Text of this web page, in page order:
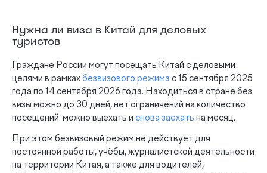
Нужна ли виза в Китай для деловых
туристов
Граждане России могут посещать Китай с деловыми
целями в рамках безвизового режима с 15 сентября 2025
года по 14 сентября 2026 года. Находиться в стране без
визы можно до 30 дней, нет ограничений на количество
посещений: можно выехать и снова заехать на месяц.
При этом безвизовый режим не действует для
постоянной работы, учёбы, журналистской деятельности
на территории Китая, а также для водителей,